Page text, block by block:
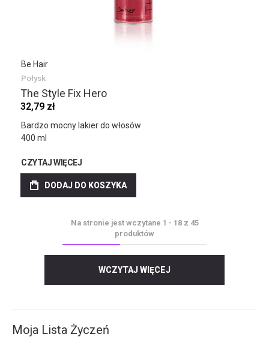
Be Hair
Połysk
The Style Fix Hero
32,79 zł
Bardzo mocny lakier do włosów
400 ml
CZYTAJ WIĘCEJ
DODAJ DO KOSZYKA
Na stronie jest wczytane 1 - 18z 45
produktów
WCZYTAJ WIĘCEJ
Moja Lista Życzeń